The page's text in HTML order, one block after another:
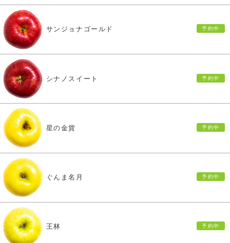
サンジョナゴールド
シナノスイート
星の金貨
ぐんま名月
王林